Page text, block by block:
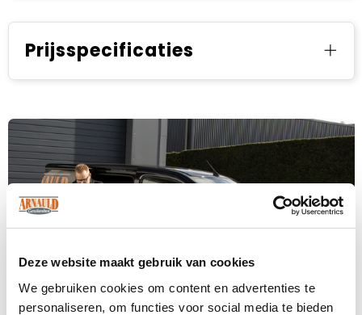
Deze website maakt gebruik van cookies
We gebruiken cookies om content en advertenties te
personaliseren, om functies voor social media te bieden
Prijsspecificaties